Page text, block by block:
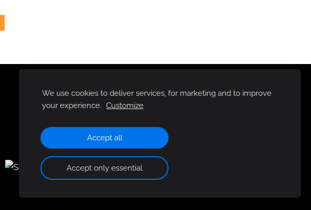
We use cookies to deliver services, for marketing and to improve
your experience. Customize
Accept all
Accept only essential